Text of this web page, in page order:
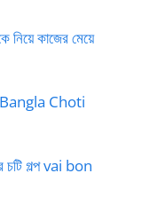
কাজের মেয়ে
- Bangla Choti
চটি গল্প vai bon